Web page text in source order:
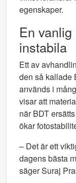
egenskaper.
En
instabila
Ett av
den så kallade
används i
visar att
när BDT
ökar
– Det är ett
dagens bästa
säger Suraj